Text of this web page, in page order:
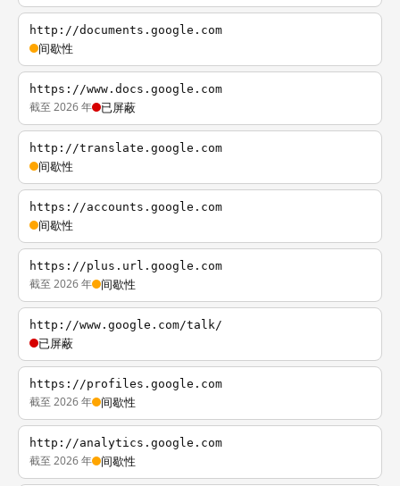
http://documents.google.com
间歇性
https://www.docs.google.com
截至 2026 年 已屏蔽
http://translate.google.com
间歇性
https://accounts.google.com
间歇性
https://plus.url.google.com
截至 2026 年 间歇性
http://www.google.com/talk/
已屏蔽
https://profiles.google.com
截至 2026 年 间歇性
http://analytics.google.com
截至 2026 年 间歇性